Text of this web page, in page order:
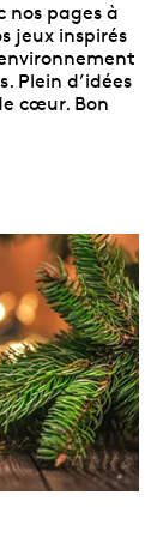
nos pages à
jeux inspirés
Plein d’idées
cœur. Bon